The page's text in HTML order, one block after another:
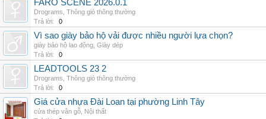
FARO SCENE 2026.0.1
Drograms Thông gió thông thường
Trả lời:
0
Vì sao giày bảo hộ vải được nhiều người lựa chọn?
giày bảo hộ lao động Giày dép
Trả lời:
0
LEADTOOLS 23 2
Drograms Thông gió thông thường
Trả lời:
0
Giá cửa nhựa Đài Loan tại phường Linh Tây
cửa thép vân gỗ Nội thất